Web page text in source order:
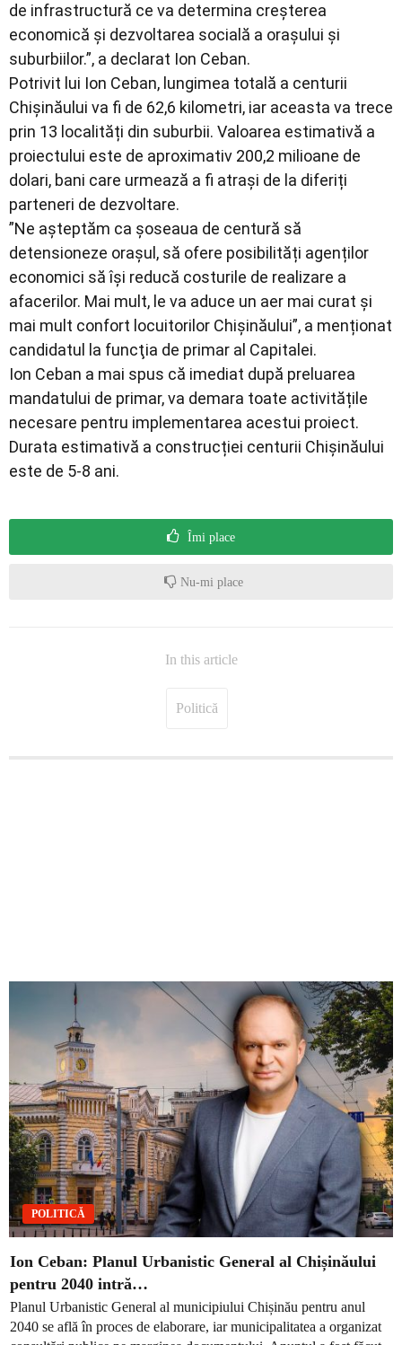
de infrastructură ce va determina creșterea
economică și dezvoltarea socială a orașului și
suburbiilor.”, a declarat Ion Ceban.
Potrivit lui Ion Ceban, lungimea totală a centurii
Chişinăului va fi de 62,6 kilometri, iar aceasta va trece
prin 13 localități din suburbii. Valoarea estimativă a
proiectului este de aproximativ 200,2 milioane de
dolari, bani care urmează a fi atrași de la diferiți
parteneri de dezvoltare.
”Ne așteptăm ca șoseaua de centură să
detensioneze orașul, să ofere posibilități agenților
economici să își reducă costurile de realizare a
afacerilor. Mai mult, le va aduce un aer mai curat și
mai mult confort locuitorilor Chișinăului”, a menționat
candidatul la funcţia de primar al Capitalei.
Ion Ceban a mai spus că imediat după preluarea
mandatului de primar, va demara toate activitățile
necesare pentru implementarea acestui proiect.
Durata estimativă a construcției centurii Chișinăului
este de 5-8 ani.
Îmi place
Nu-mi place
In this article
Politică
POLITICĂ
Ion Ceban: Planul Urbanistic General al Chișinăului
pentru 2040 intră…
Planul Urbanistic General al municipiului Chișinău pentru anul
2040 se află în proces de elaborare, iar municipalitatea a organizat